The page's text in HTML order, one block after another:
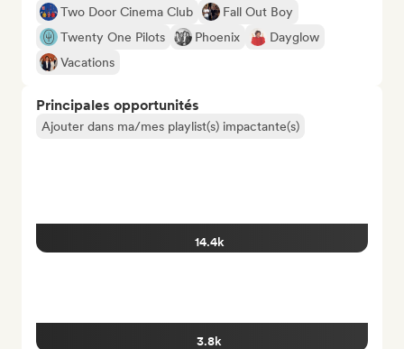
Two Door Cinema Club
Fall Out Boy
Twenty One Pilots
Phoenix
Dayglow
Vacations
Principales opportunités
Ajouter dans ma/mes playlist(s) impactante(s)
14.4k
3.8k